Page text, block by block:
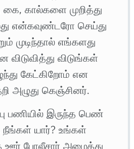
கால்களை முறித்து
என்கவுண்டரோ செய்து
முடிந்தால் எங்களது
விடுங்கள்
கேட்கிறோம் என
அழுது கெஞ்சினர்.
பணியில் இருந்த பெண்
நீங்கள் யார்? உங்கள்
போலீசார் அழைத்து